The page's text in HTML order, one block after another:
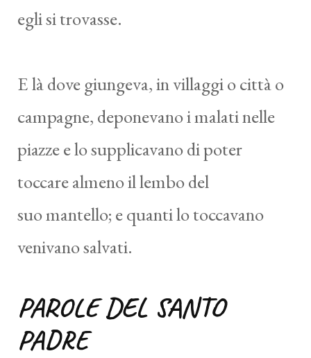
egli si trovasse.
E là dove giungeva, in villaggi o città o
campagne, deponevano i malati nelle
piazze e lo supplicavano di poter
toccare almeno il lembo del
suo mantello; e quanti lo toccavano
venivano salvati.
PAROLE DEL SANTO
PADRE